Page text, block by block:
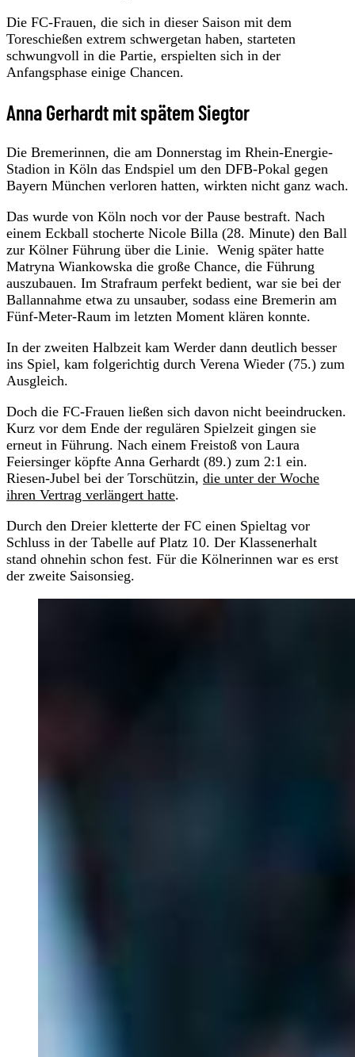
Die FC-Frauen, die sich in dieser Saison mit dem
Toreschießen extrem schwergetan haben, starteten
schwungvoll in die Partie, erspielten sich in der
Anfangsphase einige Chancen.
Anna Gerhardt mit spätem Siegtor
Die Bremerinnen, die am Donnerstag im Rhein-Energie-
Stadion in Köln das Endspiel um den DFB-Pokal gegen
Bayern München verloren hatten, wirkten nicht ganz wach.
Das wurde von Köln noch vor der Pause bestraft. Nach
einem Eckball stocherte Nicole Billa (28. Minute) den Ball
zur Kölner Führung über die Linie. Wenig später hatte
Matryna Wiankowska die große Chance, die Führung
auszubauen. Im Strafraum perfekt bedient, war sie bei der
Ballannahme etwa zu unsauber, sodass eine Bremerin am
Fünf-Meter-Raum im letzten Moment klären konnte.
In der zweiten Halbzeit kam Werder dann deutlich besser
ins Spiel, kam folgerichtig durch Verena Wieder (75.) zum
Ausgleich.
Doch die FC-Frauen ließen sich davon nicht beeindrucken.
Kurz vor dem Ende der regulären Spielzeit gingen sie
erneut in Führung. Nach einem Freistoß von Laura
Feiersinger köpfte Anna Gerhardt (89.) zum 2:1 ein.
Riesen-Jubel bei der Torschützin, die unter der Woche
ihren Vertrag verlängert hatte.
Durch den Dreier kletterte der FC einen Spieltag vor
Schluss in der Tabelle auf Platz 10. Der Klassenerhalt
stand ohnehin schon fest. Für die Kölnerinnen war es erst
der zweite Saisonsieg.